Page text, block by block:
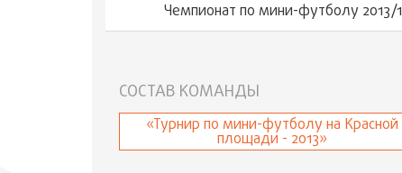
Чемпионат по мини-футболу 2013/1
СОСТАВ КОМАНДЫ
«Турнир по мини-футболу на Красной
площади - 2013»